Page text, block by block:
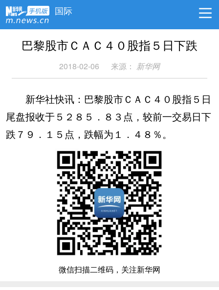
国际
巴黎股市ＣＡＣ４０股指５日下跌
2018-02-06 来源： 新华网
新华社快讯：巴黎股市ＣＡＣ４０股指５日
尾盘报收于５２８５．８３点，较前一交易日下
跌７９．１５点，跌幅为１．４８％。
微信扫描二维码，关注新华网